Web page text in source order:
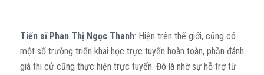
Tiến sĩ Phan Thị Ngọc Thanh: Hiện trên thế giới, cũng có
một số trường triển khai học trực tuyến hoàn toàn, phần đánh
giá thi cử cũng thực hiện trực tuyến. Đó là nhờ sự hỗ trợ từ